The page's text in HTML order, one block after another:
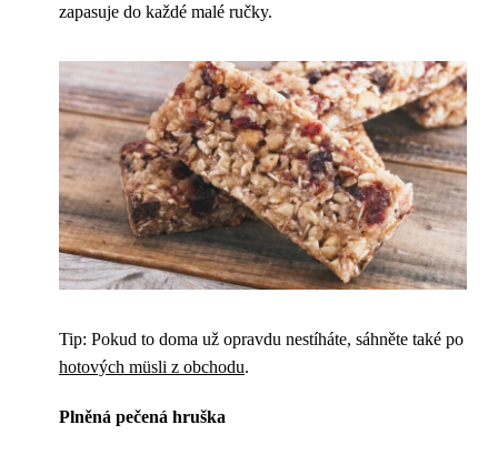
zapasuje do každé malé ručky.
Tip: Pokud to doma už opravdu nestíháte, sáhněte také po
hotových müsli z obchodu.
Plněná pečená hruška